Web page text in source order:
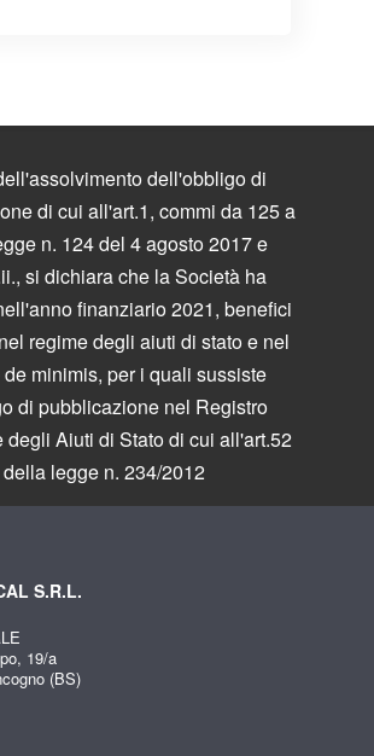
dell'obbligo di
di cui all'art.1, commi da 125 a
n. 124 del 4 agosto 2017 e
si dichiara che la Società ha
finanziario 2021, benefici
regime degli aiuti di stato e nel
de minimis, per i quali sussiste
di pubblicazione nel Registro
degli Aiuti di Stato di cui all'art.52
della legge n. 234/2012
S.R.L.
19/a
(BS)